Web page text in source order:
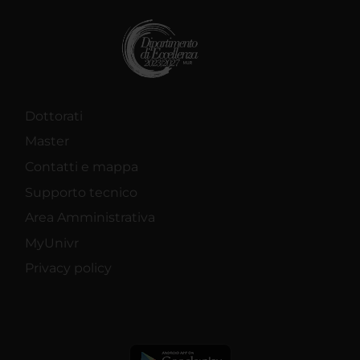
Dottorati
Master
Contatti e mappa
Supporto tecnico
Area Amministrativa
MyUnivr
Privacy policy